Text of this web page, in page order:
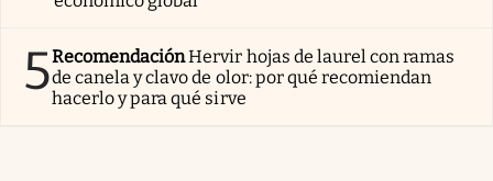
5RecomendaciónHervir hojas de laurel con ramas
de canela y clavo de olor: por qué recomiendan
hacerlo y para qué sirve